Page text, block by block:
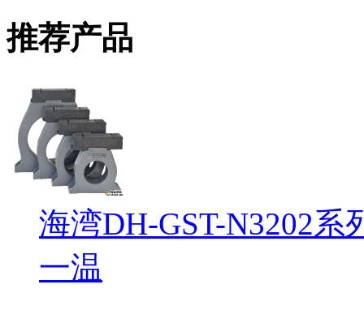
推荐产品
海湾DH-GST-N3202
一温